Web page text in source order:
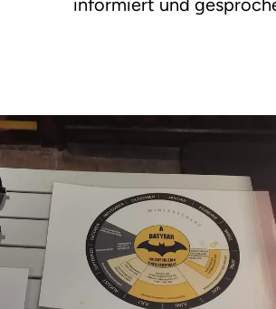
informiert und